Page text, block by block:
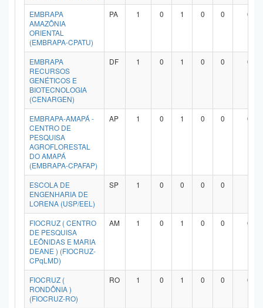
EMBRAPA
AMAZÔNIA
ORIENTAL
(EMBRAPA-CPATU)
PA 1 0 1 0 0 0
EMBRAPA
RECURSOS
GENÉTICOS E
BIOTECNOLOGIA
(CENARGEN)
DF 1 0 1 0 0 0
EMBRAPA-AMAPÁ -
CENTRO DE
PESQUISA
AGROFLORESTAL
DO AMAPÁ
(EMBRAPA-CPAFAP)
AP 1 0 1 0 0 0
ESCOLA DE
ENGENHARIA DE
LORENA (USP/EEL)
SP 1 0 0 0 0
FIOCRUZ ( CENTRO
DE PESQUISA
LEÔNIDAS E MARIA
DEANE ) (FIOCRUZ-
CPqLMD)
AM 1 0 1 0 0 0
FIOCRUZ (
RONDÔNIA )
(FIOCRUZ-RO)
RO 1 0 1 0 0 0